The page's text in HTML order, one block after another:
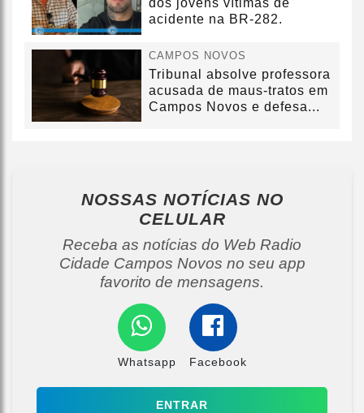
dos jovens vítimas de
acidente na BR-282.
CAMPOS NOVOS
Tribunal absolve professora
acusada de maus-tratos em
Campos Novos e defesa...
NOSSAS NOTÍCIAS NO
CELULAR
Receba as notícias do Web Radio
Cidade Campos Novos no seu app
favorito de mensagens.
Whatsapp Facebook
ENTRAR